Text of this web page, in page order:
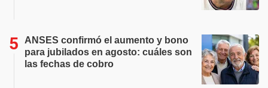
ANSES confirmó el aumento y bono
para jubilados en agosto: cuáles son
las fechas de cobro